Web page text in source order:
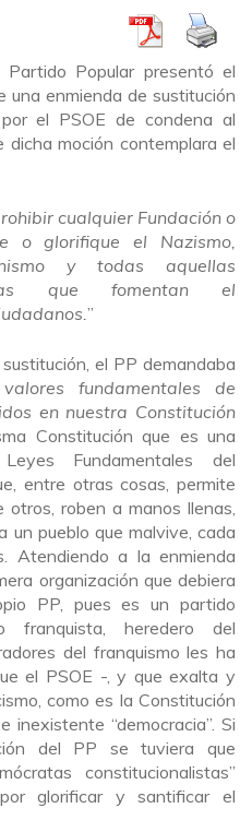
Partido Popular presentó el
enmienda de sustitución
el PSOE de condena al
dicha moción contemplara el
cualquier Fundación o
o glorifique el Nazismo,
y todas aquellas
que fomentan el
”
el PP demandaba
fundamentales de
en nuestra Constitución
Constitución que es una
Fundamentales del
entre otras cosas, permite
otros, roben a manos llenas,
un pueblo que malvive, cada
Atendiendo a la enmienda
organización que debiera
PP, pues es un partido
franquista, heredero del
del franquismo les ha
el PSOE -, y que exalta y
como es la Constitución
“democracia”. Si
del PP se tuviera que
constitucionalistas”
glorificar y santificar el